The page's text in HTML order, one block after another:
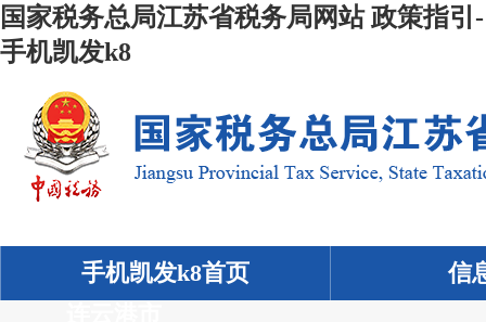
国家税务总局江苏省税务局网站 政策指引-
手机凯发k8
手机凯发k8首页 信